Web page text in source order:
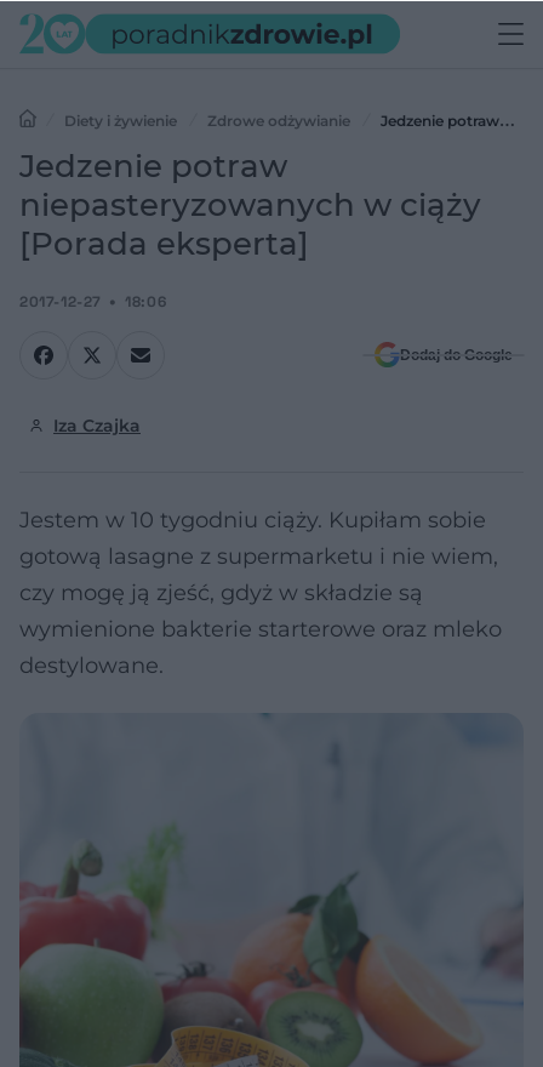
Diety i żywienie Zdrowe odżywianie
Jedzenie potraw
niepasteryzowanych w ciąży [Porada eksperta]
Jedzenie potraw
niepasteryzowanych w ciąży
[Porada eksperta]
2017-12-27 18:06
Dodaj do Google
Iza Czajka
Jestem w 10 tygodniu ciąży. Kupiłam sobie
gotową lasagne z supermarketu i nie wiem,
czy mogę ją zjeść, gdyż w składzie są
wymienione bakterie starterowe oraz mleko
destylowane.